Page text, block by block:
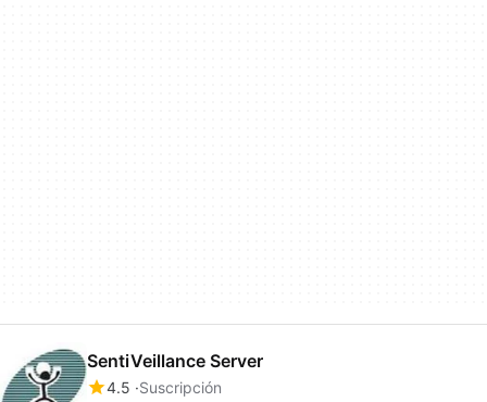
SentiVeillance Server
4.5 Suscripción